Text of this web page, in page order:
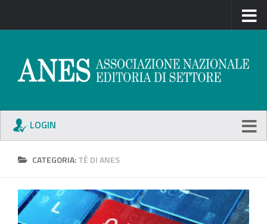
LOGIN
CATEGORIA:TÈ DI ANES